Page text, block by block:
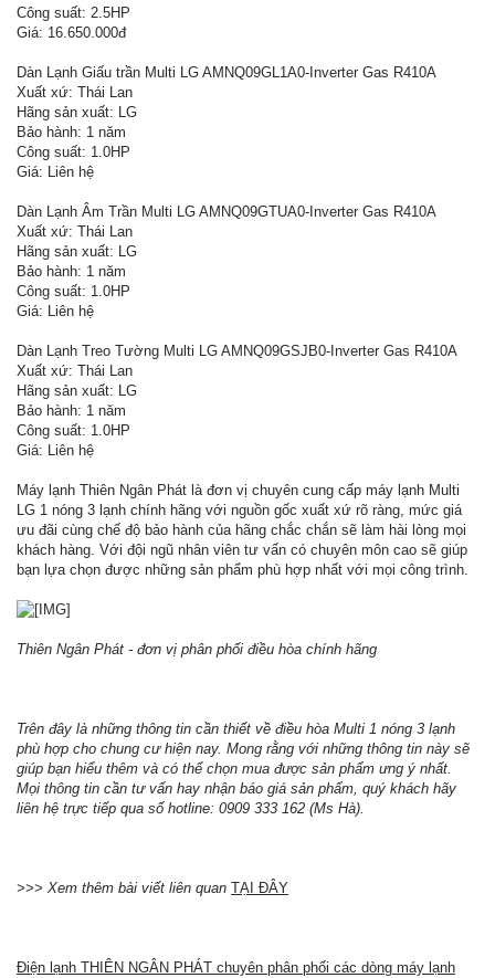
Công suất: 2.5HP
Giá: 16.650.000đ
Dàn Lạnh Giấu trần Multi LG AMNQ09GL1A0-Inverter Gas R410A
Xuất xứ: Thái Lan
Hãng sản xuất: LG
Bảo hành: 1 năm
Công suất: 1.0HP
Giá: Liên hệ
Dàn Lạnh Âm Trần Multi LG AMNQ09GTUA0-Inverter Gas R410A
Xuất xứ: Thái Lan
Hãng sản xuất: LG
Bảo hành: 1 năm
Công suất: 1.0HP
Giá: Liên hệ
Dàn Lạnh Treo Tường Multi LG AMNQ09GSJB0-Inverter Gas R410A
Xuất xứ: Thái Lan
Hãng sản xuất: LG
Bảo hành: 1 năm
Công suất: 1.0HP
Giá: Liên hệ
Máy lạnh Thiên Ngân Phát là đơn vị chuyên cung cấp máy lạnh Multi
LG 1 nóng 3 lạnh chính hãng với nguồn gốc xuất xứ rõ ràng, mức giá
ưu đãi cùng chế độ bảo hành của hãng chắc chắn sẽ làm hài lòng mọi
khách hàng. Với đội ngũ nhân viên tư vấn có chuyên môn cao sẽ giúp
bạn lựa chọn được những sản phẩm phù hợp nhất với mọi công trình.
Thiên Ngân Phát - đơn vị phân phối điều hòa chính hãng
Trên đây là những thông tin cần thiết về điều hòa Multi 1 nóng 3 lạnh
phù hợp cho chung cư hiện nay. Mong rằng với những thông tin này sẽ
giúp bạn hiểu thêm và có thể chọn mua được sản phẩm ưng ý nhất.
Mọi thông tin cần tư vấn hay nhận báo giá sản phẩm, quý khách hãy
liên hệ trực tiếp qua số hotline: 0909 333 162 (Ms Hà).
>>> Xem thêm bài viết liên quan TẠI ĐÂY
Điện lạnh THIÊN NGÂN PHÁT chuyên phân phối các dòng máy lạnh